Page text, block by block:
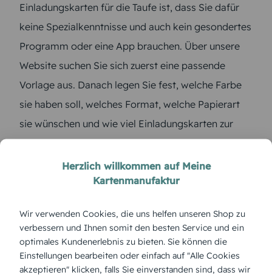
Einladungskarten für die Taufe ist, dass Sie dafür
keine Spezialkenntnisse und auch kein gesondertes
Programm oder eine App brauchen. Über unsere
Website suchen Sie sich zuerst eine passende
Vorlage aus. Danach legen Sie fest, welche Farbe
sie haben soll, welches Format, welche Papierart
sie wünschen und wie viel Einladungskarten zur
Taufe Sie brauchen. Und schon geht es zu unserem
Editor, der Ihnen zeigt, wie Sie Ihre Karte gestalten
können. Laden Sieeigene Fotos und Grafiken
gestalten Sie diesen nach Lust und Laune. Es ist
wirklich ganz einfach und das Endresultat kann sich
sehen lassen.
Herzlich willkommen auf Meine
Kartenmanufaktur
Wir verwenden Cookies, die uns helfen unseren Shop zu
verbessern und Ihnen somit den besten Service und ein
optimales Kundenerlebnis zu bieten. Sie können die
Einstellungen bearbeiten oder einfach auf "Alle Cookies
akzeptieren" klicken, falls Sie einverstanden sind, dass wir